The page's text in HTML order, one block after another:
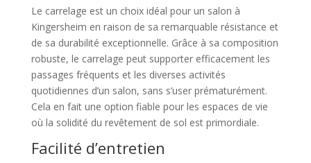
Le carrelage est un choix idéal pour un salon à
Kingersheim en raison de sa remarquable résistance et
de sa durabilité exceptionnelle. Grâce à sa composition
robuste, le carrelage peut supporter efficacement les
passages fréquents et les diverses activités
quotidiennes d’un salon, sans s’user prématurément.
Cela en fait une option fiable pour les espaces de vie
où la solidité du revêtement de sol est primordiale.
Facilité d’entretien